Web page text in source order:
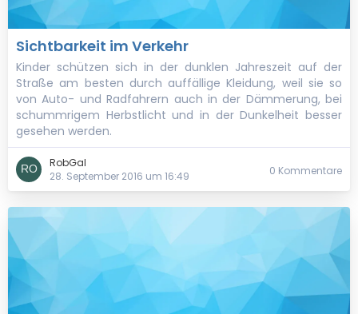
Sichtbarkeit im Verkehr
Kinder schützen sich in der dunklen Jahreszeit auf der
Straße am besten durch auffällige Kleidung, weil sie so
von Auto- und Radfahrern auch in der Dämmerung, bei
schummrigem Herbstlicht und in der Dunkelheit besser
gesehen werden.
RobGal
28. September 2016 um 16:49
0 Kommentare